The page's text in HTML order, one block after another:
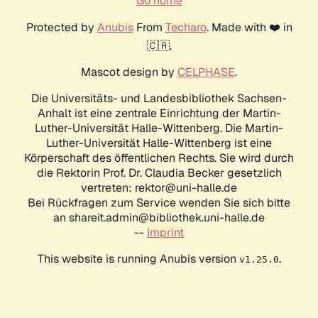
Protected by AnubisFrom Techaro. Made with ❤️ in
🇨🇦.
Mascot design by CELPHASE.
Die Universitäts- und Landesbibliothek Sachsen-
Anhalt ist eine zentrale Einrichtung der Martin-
Luther-Universität Halle-Wittenberg. Die Martin-
Luther-Universität Halle-Wittenberg ist eine
Körperschaft des öffentlichen Rechts. Sie wird durch
die Rektorin Prof. Dr. Claudia Becker gesetzlich
vertreten: rektor@uni-halle.de
Bei Rückfragen zum Service wenden Sie sich bitte
an shareit.admin@bibliothek.uni-halle.de
-- Imprint
This website is running Anubis version v1.25.0.